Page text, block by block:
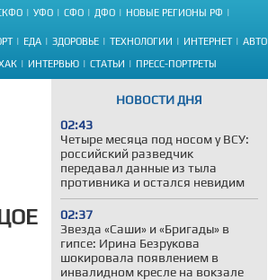
УФО СФО ДФО НОВЫЕ РЕГИОНЫ РФ
ЕДА ЗДОРОВЬЕ ТЕХНОЛОГИИ ИНТЕРНЕТ АВТО
ИНТЕРВЬЮ СТАТЬИ ПРЕСС-ПОРТРЕТЫ
НОВОСТИ ДНЯ
02:43
Четыре месяца под носом у ВСУ:
российский разведчик
передавал данные из тыла
противника и остался невидим
02:37
Звезда «Саши» и «Бригады» в
гипсе: Ирина Безрукова
шокировала появлением в
инвалидном кресле на вокзале